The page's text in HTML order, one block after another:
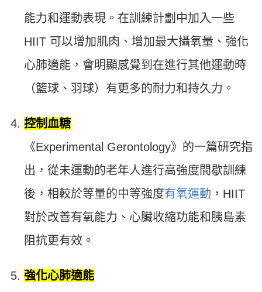
能力和運動表現。在訓練計劃中加入一些
HIIT 可以增加肌肉、增加最大攝氧量、強化
心肺適能，會明顯感覺到在進行其他運動時
（籃球、羽球）有更多的耐力和持久力。
控制血糖
《Experimental Gerontology》的一篇研究指
出，從未運動的老年人進行高強度間歇訓練
後，相較於等量的中等強度有氧運動 ，HIIT
對於改善有氧能力、心臟收縮功能和胰島素
阻抗更有效。
強化心肺適能